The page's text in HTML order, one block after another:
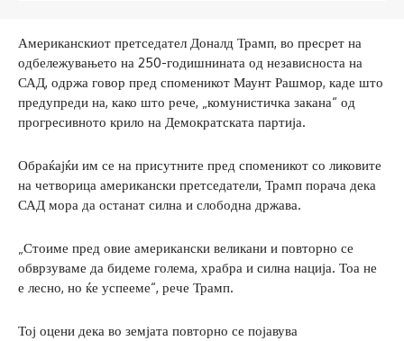
Американскиот претседател Доналд Трамп, во пресрет на
одбележувањето на 250-годишнината од независноста на
САД, одржа говор пред споменикот Маунт Рашмор, каде што
предупреди на, како што рече, „комунистичка закана“ од
прогресивното крило на Демократската партија.
Обраќајќи им се на присутните пред споменикот со ликовите
на четворица американски претседатели, Трамп порача дека
САД мора да останат силна и слободна држава.
„Стоиме пред овие американски великани и повторно се
обврзуваме да бидеме голема, храбра и силна нација. Тоа не
е лесно, но ќе успееме“, рече Трамп.
Тој оцени дека во земјата повторно се појавува